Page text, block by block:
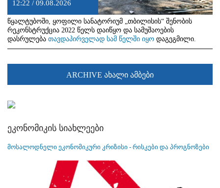
12:22 / 09.08.2026
წყალტუბოში, ყოფილი სანატორიუმ „თბილისის“ შენობის
რეკონსტრუქცია 2022 წელს დაიწყო და სამუშაოების
დასრულება თავდაპირველად სამ წელში იყო დაგეგმილი.
ARCHIVE ახალი ამბები
ეკონომიკის სიახლეები
მოსალოდნელი ეკონომიკური კრიზისი - რისკები და პროგნოზები